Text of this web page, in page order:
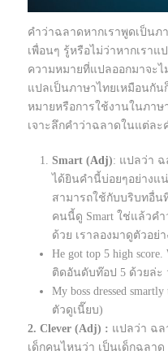
คำว่าฉลาดหากเราพูดเป็น
เพื่อนๆ รู้หรือไม่ว่าหากเรา
ความหมายที่แปลออกมาจะ
แปลเป็นภาษาไทยเหมือนกัน
หมายหรือการใช้งานในภาษ
เจาะลึกคำว่าฉลาดในแต่ละ
Smart (Adj): แปลว่า ฉ
ได้ยินคำนี้บ่อยๆอย่างแ
สามารถใช้กับบริบทอื่น
คนนี้ดู Smart ใช่แล้วค
ด้วย เราลองมาดูตัวอย่
He got top 5 high
ติดอันดับท๊อป 5 ด้วยล่ะ
My boss dressed
ตัวดูเนี๊ยบ)
2. Clever (Adj) : แปลว่า ฉล
เด็กคนไหนว่า เป็นเด็กฉลา